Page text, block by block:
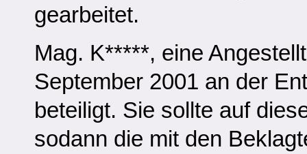
gearbeitet.
Mag. K*****, eine
September 2001 an der
beteiligt. Sie sollte auf
sodann die mit den